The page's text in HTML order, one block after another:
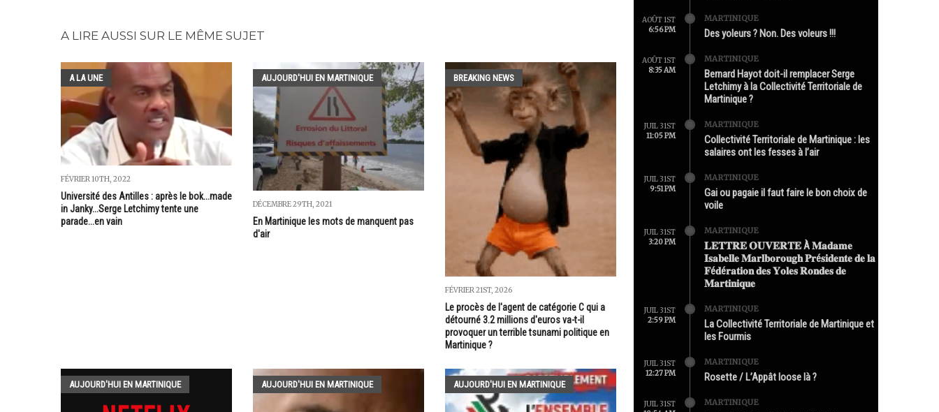
A LIRE AUSSI SUR LE MÊME SUJET
A LA UNE
FÉVRIER 10TH, 2022
Université des Antilles : après le bok...made
in Janky...Serge Letchimy tente une
parade...en vain
AUJOURD'HUI EN MARTINIQUE
DÉCEMBRE 29TH, 2021
En Martinique les mots de manquent pas
d'air
BREAKING NEWS
FÉVRIER 21ST, 2026
Le procès de l'agent de catégorie C qui a
détourné 3.2 millions d'euros va-t-il
provoquer un terrible tsunami politique en
Martinique ?
AUJOURD'HUI EN MARTINIQUE AUJOURD'HUI EN MARTINIQUE AUJOURD'HUI EN MARTINIQUE
AOÛT 1ST
6:56 PM
MARTINIQUE
Des yoleurs ? Non. Des voleurs !!!
AOÛT 1ST
8:35 AM
MARTINIQUE
Bernard Hayot doit-il remplacer Serge
Letchimy à la Collectivité Territoriale de
Martinique ?
JUIL 31ST
11:05 PM
MARTINIQUE
Collectivité Territoriale de Martinique : les
salaires ont les fesses à l’air
JUIL 31ST
9:51 PM
MARTINIQUE
Gai ou pagaie il faut faire le bon choix de
voile
JUIL 31ST
3:20 PM
MARTINIQUE
𝐋𝐄𝐓𝐓𝐑𝐄 𝐎𝐔𝐕𝐄𝐑𝐓𝐄 À 𝐌𝐚𝐝𝐚𝐦𝐞
𝐈𝐬𝐚𝐛𝐞𝐥𝐥𝐞 𝐌𝐚𝐫𝐥𝐛𝐨𝐫𝐨𝐮𝐠𝐡 𝐏𝐫é𝐬𝐢𝐝𝐞𝐧𝐭𝐞 𝐝𝐞 𝐥𝐚
𝐅é𝐝é𝐫𝐚𝐭𝐢𝐨𝐧 𝐝𝐞𝐬 𝐘𝐨𝐥𝐞𝐬 𝐑𝐨𝐧𝐝𝐞𝐬 𝐝𝐞
𝐌𝐚𝐫𝐭𝐢𝐧𝐢𝐪𝐮𝐞
JUIL 31ST
2:59 PM
MARTINIQUE
La Collectivité Territoriale de Martinique et
les Fourmis
JUIL 31ST
12:27 PM
MARTINIQUE
Rosette / L’Appât loose là ?
JUIL 31ST
MARTINIQUE